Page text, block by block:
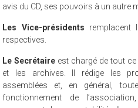
avis du CD, ses pouvoirs à un autre
Les Vice-présidents remplacent
respectives.
Le Secrétaire est chargé de tout
et les archives. Il rédige les
assemblées et, en général,
fonctionnement de